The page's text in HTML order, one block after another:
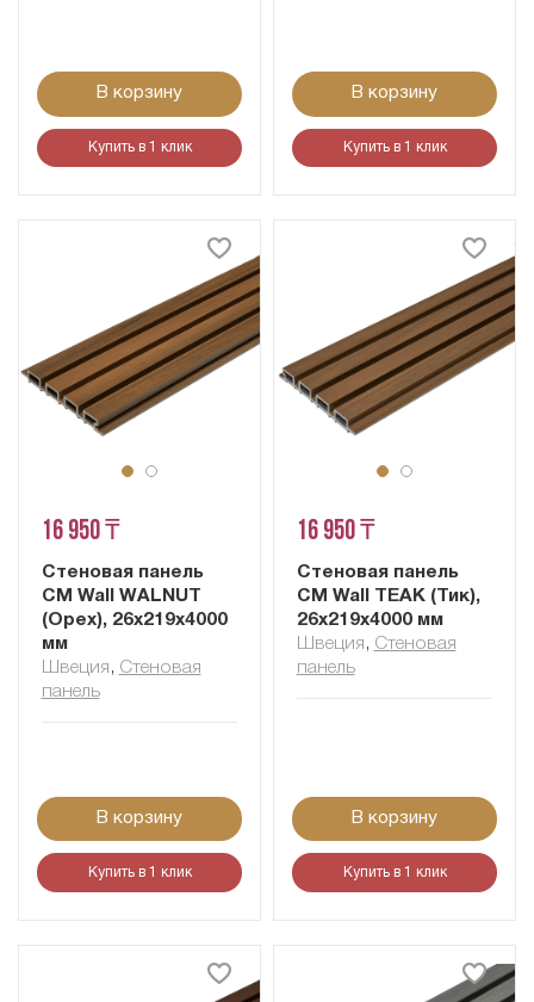
В корзину
Купить в 1 клик
В корзину
Купить в 1 клик
16 950 ₸
Стеновая панель
CM Wall WALNUT
(Орех), 26x219x4000
мм
Швеция , Cтеновая
панель
В корзину
Купить в 1 клик
16 950 ₸
Стеновая панель
CM Wall TEAK (Тик),
26x219x4000 мм
Швеция , Cтеновая
панель
В корзину
Купить в 1 клик